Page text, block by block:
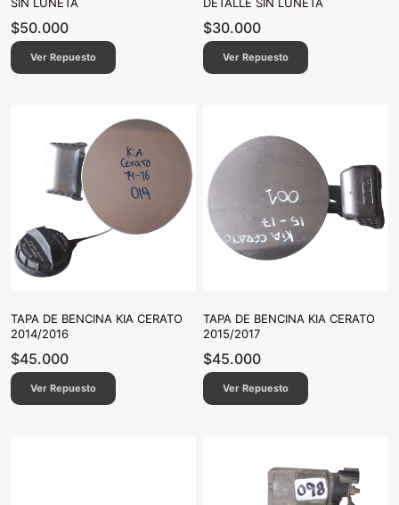
$50.000
Ver Repuesto
$30.000
Ver Repuesto
TAPA DE BENCINA KIA CERATO
2014/2016
$45.000
Ver Repuesto
TAPA DE BENCINA KIA CERATO
2015/2017
$45.000
Ver Repuesto